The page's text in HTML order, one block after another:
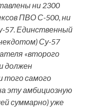
ни 2300
ПВО С-500, ни
57. Единственный
Су-57
«второго
должен
того самого
эту амбициозную
суммарно) уже